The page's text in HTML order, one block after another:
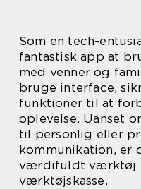
Som en tech-
fantastisk app at
med venner og
bruge interface,
funktioner til at
oplevelse. Uanset
til personlig eller
kommunikation, er
værdifuldt værktøj
værktøjskasse.